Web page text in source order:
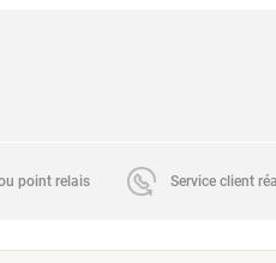
point relais Service client